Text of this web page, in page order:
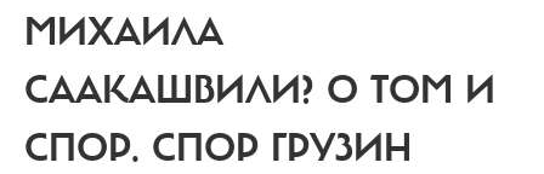
МИХАИЛА
СААКАШВИЛИ? О ТОМ И
СПОР. СПОР ГРУЗИН